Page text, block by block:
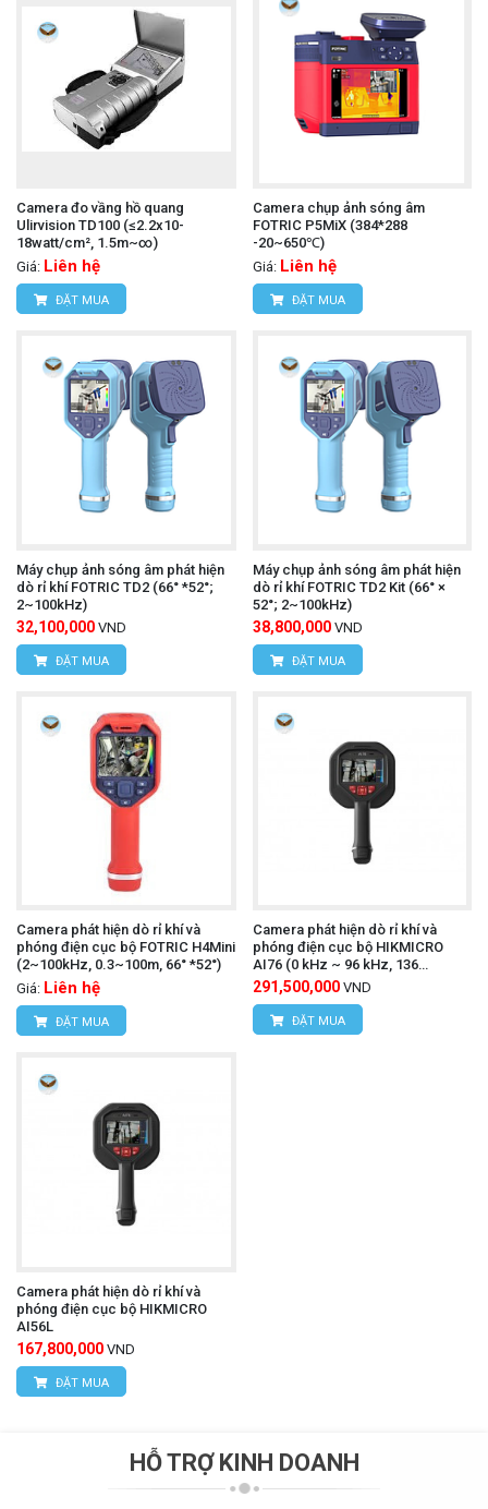
Camera đo vầng hồ quang
Ulirvision TD100 (≤2.2x10-
18watt/cm², 1.5m~∞)
Giá: Liên hệ
ĐẶT MUA
Camera chụp ảnh sóng âm
FOTRIC P5MiX (384*288
-20~650℃)
Giá: Liên hệ
ĐẶT MUA
Máy chụp ảnh sóng âm phát hiện
dò rỉ khí FOTRIC TD2 (66° *52°;
2~100kHz)
32,100,000 VND
ĐẶT MUA
Máy chụp ảnh sóng âm phát hiện
dò rỉ khí FOTRIC TD2 Kit (66° ×
52°; 2~100kHz)
38,800,000 VND
ĐẶT MUA
Camera phát hiện dò rỉ khí và
phóng điện cục bộ FOTRIC H4Mini
(2~100kHz, 0.3~100m, 66° *52°)
Giá: Liên hệ
ĐẶT MUA
Camera phát hiện dò rỉ khí và
phóng điện cục bộ HIKMICRO
AI76 (0 kHz ~ 96 kHz, 136
Microphones)
291,500,000 VND
ĐẶT MUA
Camera phát hiện dò rỉ khí và
phóng điện cục bộ HIKMICRO
AI56L
167,800,000 VND
ĐẶT MUA
HỖ TRỢ KINH DOANH